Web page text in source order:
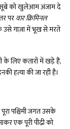
को खुलेआम अंजाम दे
परवार क्रिमिनल
उसे गाज़ा में भूख से मरते
के लिए कतारों में खड़े हैं,
हत्या की जा रही है।
पश्चिमी जगत उसके
एक पूरी पीढ़ी को